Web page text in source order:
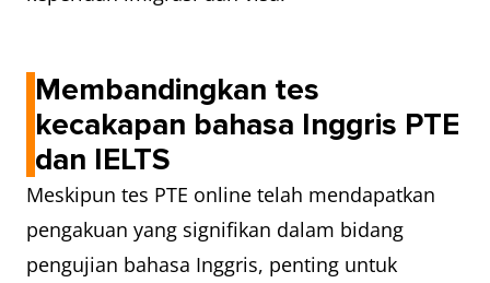
Membandingkan tes
kecakapan bahasa Inggris PTE
dan IELTS
Meskipun tes PTE online telah mendapatkan
pengakuan yang signifikan dalam bidang
pengujian bahasa Inggris, penting untuk